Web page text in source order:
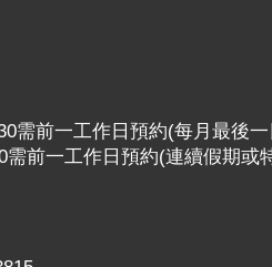
需前一工作日預約(每月最後
前一工作日預約(連續假期或